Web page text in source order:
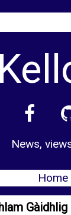
News,
Home